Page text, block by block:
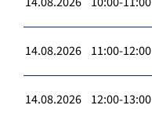
14.08.2026 11:00-12:00
14.08.2026 12:00-13:00